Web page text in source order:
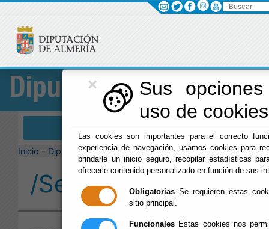
×
Sus
uso de
Las cookies son importantes para el correcto
experiencia de navegación, usamos cookies para
brindarle un inicio seguro, recopilar estadísticas
ofrecerle contenido personalizado en función de sus
Obligatorias Se requieren estas
sitio principal.
Funcionales Estas cookies nos
Diputación
Inicio - Diputación -
/Servicios/
Publicado:
Buscar